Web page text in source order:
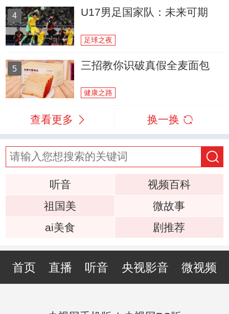
4 U17男足国家队：未来可期
足球之夜
5 三招教你识破真假全麦面包
健康之路
查看更多 换一换
听音
视频百科
祖国美
微故事
ai美食
剧推荐
首页 直播 听音 央视影音 微视频